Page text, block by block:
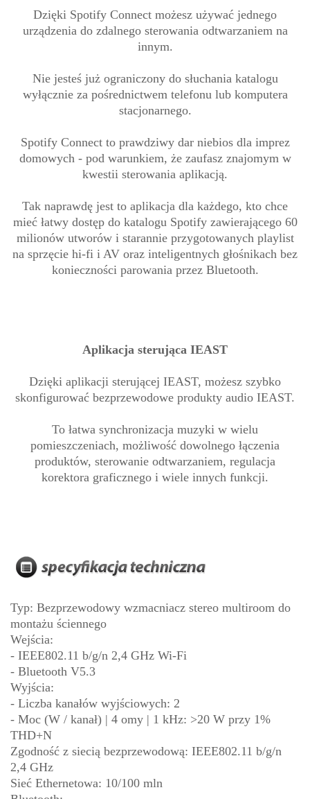
Dzięki Spotify Connect możesz używać jednego
urządzenia do zdalnego sterowania odtwarzaniem na
innym.
Nie jesteś już ograniczony do słuchania katalogu
wyłącznie za pośrednictwem telefonu lub komputera
stacjonarnego.
Spotify Connect to prawdziwy dar niebios dla imprez
domowych - pod warunkiem, że zaufasz znajomym w
kwestii sterowania aplikacją.
Tak naprawdę jest to aplikacja dla każdego, kto chce
mieć łatwy dostęp do katalogu Spotify zawierającego 60
milionów utworów i starannie przygotowanych playlist
na sprzęcie hi-fi i AV oraz inteligentnych głośnikach bez
konieczności parowania przez Bluetooth.
Aplikacja sterująca IEAST
Dzięki aplikacji sterującej IEAST, możesz szybko
skonfigurować bezprzewodowe produkty audio IEAST.
To łatwa synchronizacja muzyki w wielu
pomieszczeniach, możliwość dowolnego łączenia
produktów, sterowanie odtwarzaniem, regulacja
korektora graficznego i wiele innych funkcji.
Typ: Bezprzewodowy wzmacniacz stereo multiroom do
montażu ściennego
Wejścia:
- IEEE802.11 b/g/n 2,4 GHz Wi-Fi
- Bluetooth V5.3
Wyjścia:
- Liczba kanałów wyjściowych: 2
- Moc (W / kanał) | 4 omy | 1 kHz: >20 W przy 1%
THD+N
Zgodność z siecią bezprzewodową: IEEE802.11 b/g/n
2,4 GHz
Sieć Ethernetowa: 10/100 mln